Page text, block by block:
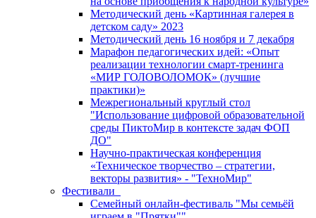
Методический день «Картинная галерея в
детском саду» 2023
Методический день 16 ноября и 7 декабря
Марафон педагогических идей: «Опыт
реализации технологии смарт-тренинга
«МИР ГОЛОВОЛОМОК» (лучшие
практики)»
Межрегиональный круглый стол
"Использование цифровой образовательной
среды ПиктоМир в контексте задач ФОП
ДО"
Научно-практическая конференция
«Техническое творчество – стратегии,
векторы развития» - "ТехноМир"
Фестивали
Семейный онлайн-фестиваль "Мы семьёй